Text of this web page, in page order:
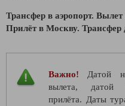
Трансфер в аэропорт.
Прилёт в Москву. Трансфер
Важно! Датой
вылета,
прилёта. Даты